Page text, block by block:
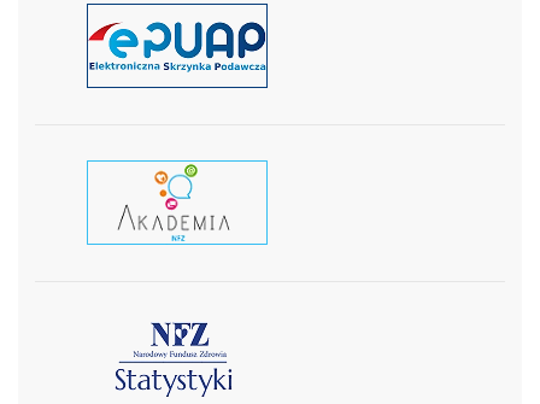
czytaj więcej
czytaj więcej